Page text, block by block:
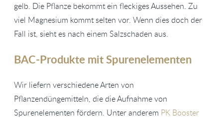
gelb. Die Pflanze bekommt ein fleckiges Aussehen. Zu
viel Magnesium kommt selten vor. Wenn dies doch der
Fall ist, sieht es nach einem Salzschaden aus.
BAC-Produkte mit Spurenelementen
Wir liefern verschiedene Arten von
Pflanzendüngemitteln, die die Aufnahme von
Spurenelementen fördern. Unter anderem PK Booster